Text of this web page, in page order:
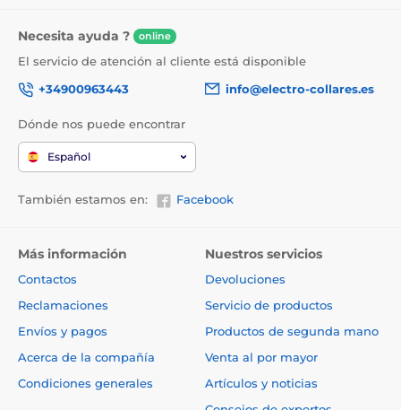
Necesita ayuda ? online
El servicio de atención al cliente está disponible
+34900963443
info@electro-collares.es
Dónde nos puede encontrar
Español
También estamos en: Facebook
Más información
Contactos
Reclamaciones
Envíos y pagos
Acerca de la compañía
Condiciones generales
Nuestros servicios
Devoluciones
Servicio de productos
Productos de segunda mano
Venta al por mayor
Artículos y noticias